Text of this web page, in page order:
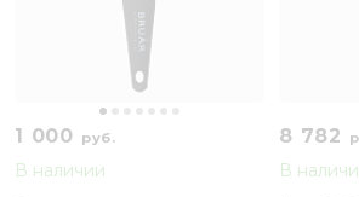
1 000 руб.
В наличии
8 782
В